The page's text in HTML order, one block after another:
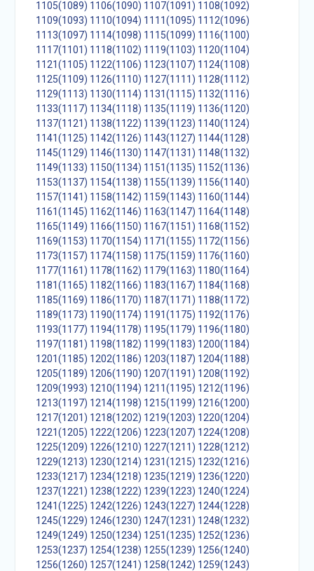
1105(1089) 1106(1090) 1107(1091) 1108(1092)
1109(1093) 1110(1094) 1111(1095) 1112(1096)
1113(1097) 1114(1098) 1115(1099) 1116(1100)
1117(1101) 1118(1102) 1119(1103) 1120(1104)
1121(1105) 1122(1106) 1123(1107) 1124(1108)
1125(1109) 1126(1110) 1127(1111) 1128(1112)
1129(1113) 1130(1114) 1131(1115) 1132(1116)
1133(1117) 1134(1118) 1135(1119) 1136(1120)
1137(1121) 1138(1122) 1139(1123) 1140(1124)
1141(1125) 1142(1126) 1143(1127) 1144(1128)
1145(1129) 1146(1130) 1147(1131) 1148(1132)
1149(1133) 1150(1134) 1151(1135) 1152(1136)
1153(1137) 1154(1138) 1155(1139) 1156(1140)
1157(1141) 1158(1142) 1159(1143) 1160(1144)
1161(1145) 1162(1146) 1163(1147) 1164(1148)
1165(1149) 1166(1150) 1167(1151) 1168(1152)
1169(1153) 1170(1154) 1171(1155) 1172(1156)
1173(1157) 1174(1158) 1175(1159) 1176(1160)
1177(1161) 1178(1162) 1179(1163) 1180(1164)
1181(1165) 1182(1166) 1183(1167) 1184(1168)
1185(1169) 1186(1170) 1187(1171) 1188(1172)
1189(1173) 1190(1174) 1191(1175) 1192(1176)
1193(1177) 1194(1178) 1195(1179) 1196(1180)
1197(1181) 1198(1182) 1199(1183) 1200(1184)
1201(1185) 1202(1186) 1203(1187) 1204(1188)
1205(1189) 1206(1190) 1207(1191) 1208(1192)
1209(1993) 1210(1194) 1211(1195) 1212(1196)
1213(1197) 1214(1198) 1215(1199) 1216(1200)
1217(1201) 1218(1202) 1219(1203) 1220(1204)
1221(1205) 1222(1206) 1223(1207) 1224(1208)
1225(1209) 1226(1210) 1227(1211) 1228(1212)
1229(1213) 1230(1214) 1231(1215) 1232(1216)
1233(1217) 1234(1218) 1235(1219) 1236(1220)
1237(1221) 1238(1222) 1239(1223) 1240(1224)
1241(1225) 1242(1226) 1243(1227) 1244(1228)
1245(1229) 1246(1230) 1247(1231) 1248(1232)
1249(1249) 1250(1234) 1251(1235) 1252(1236)
1253(1237) 1254(1238) 1255(1239) 1256(1240)
1256(1260) 1257(1241) 1258(1242) 1259(1243)